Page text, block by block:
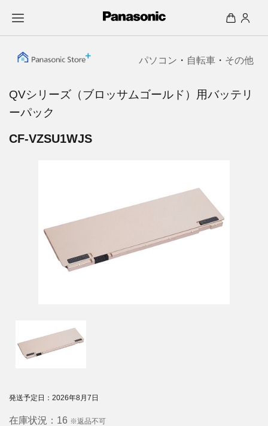
パソコン ・ 自転車 ・ その他
QVシリーズ（ブロッサムゴールド）用バッテリ
ーパック
CF-VZSU1WJS
発送予定日：2026年8月7日
在庫状況： 16 ※返品不可